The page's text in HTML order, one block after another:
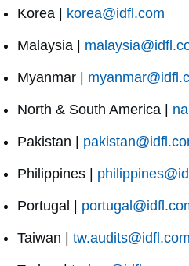
Korea | korea@idfl.com
Malaysia |
Myanmar |
North & South America |
Pakistan |
Philippines |
Portugal |
Taiwan | tw.audits@idfl.com